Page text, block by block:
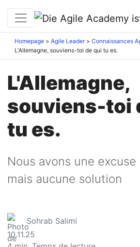
Homepage Agile Leader
Connaissances
L'Allemagne, souviens-toi de qui tu es.
L'Allemagne,
souviens-toi
tu es.
Nous avons une
mais aucune solution
Sohrab Salimi
10.11.25